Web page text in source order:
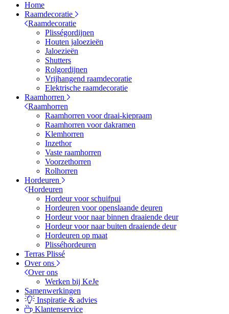
Home
Raamdecoratie
Raamdecoratie
Plisségordijnen
Houten jaloezieën
Jaloezieën
Shutters
Rolgordijnen
Vrijhangend raamdecoratie
Elektrische raamdecoratie
Raamhorren
Raamhorren
Raamhorren voor draai-kiepraam
Raamhorren voor dakramen
Klemhorren
Inzethor
Vaste raamhorren
Voorzethorren
Rolhorren
Hordeuren
Hordeuren
Hordeur voor schuifpui
Hordeuren voor openslaande deuren
Hordeur voor naar binnen draaiende deur
Hordeur voor naar buiten draaiende deur
Hordeuren op maat
Plisséhordeuren
Terras Plissé
Over ons
Over ons
Werken bij KeJe
Samenwerkingen
Inspiratie & advies
Klantenservice